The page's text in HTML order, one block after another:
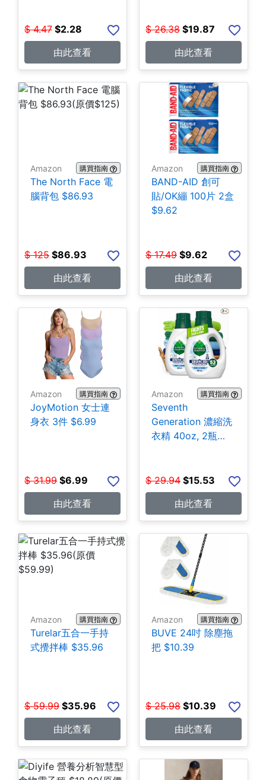
$ 4.47 $2.28
由此查看
$ 26.38 $19.87
由此查看
Amazon 購買指南
The North Face 電
腦背包 $86.93
$ 125 $86.93
由此查看
Amazon 購買指南
BAND-AID 創可
貼/OK繃 100片 2盒
$9.62
$ 17.49 $9.62
由此查看
Amazon 購買指南
JoyMotion 女士連
身衣 3件 $6.99
$ 31.99 $6.99
由此查看
Amazon 購買指南
Seventh
Generation 濃縮洗
衣精 40oz, 2瓶
$ 29.94 $15.53
由此查看
Amazon 購買指南
Turelar五合一手持
式攪拌棒 $35.96
$ 59.99 $35.96
由此查看
Amazon 購買指南
BUVE 24吋 除塵拖
把 $10.39
$ 25.98 $10.39
由此查看